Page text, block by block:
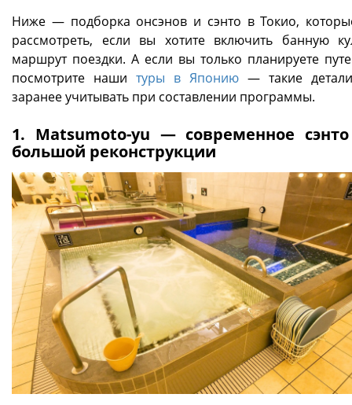
Ниже — подборка онсэнов и сэнто в Токио,
рассмотреть, если вы хотите включить банную
маршрут поездки. А если вы только планируете
посмотрите наши туры в Японию — такие
заранее учитывать при составлении программы.
1. Matsumoto-yu — современное
большой реконструкции